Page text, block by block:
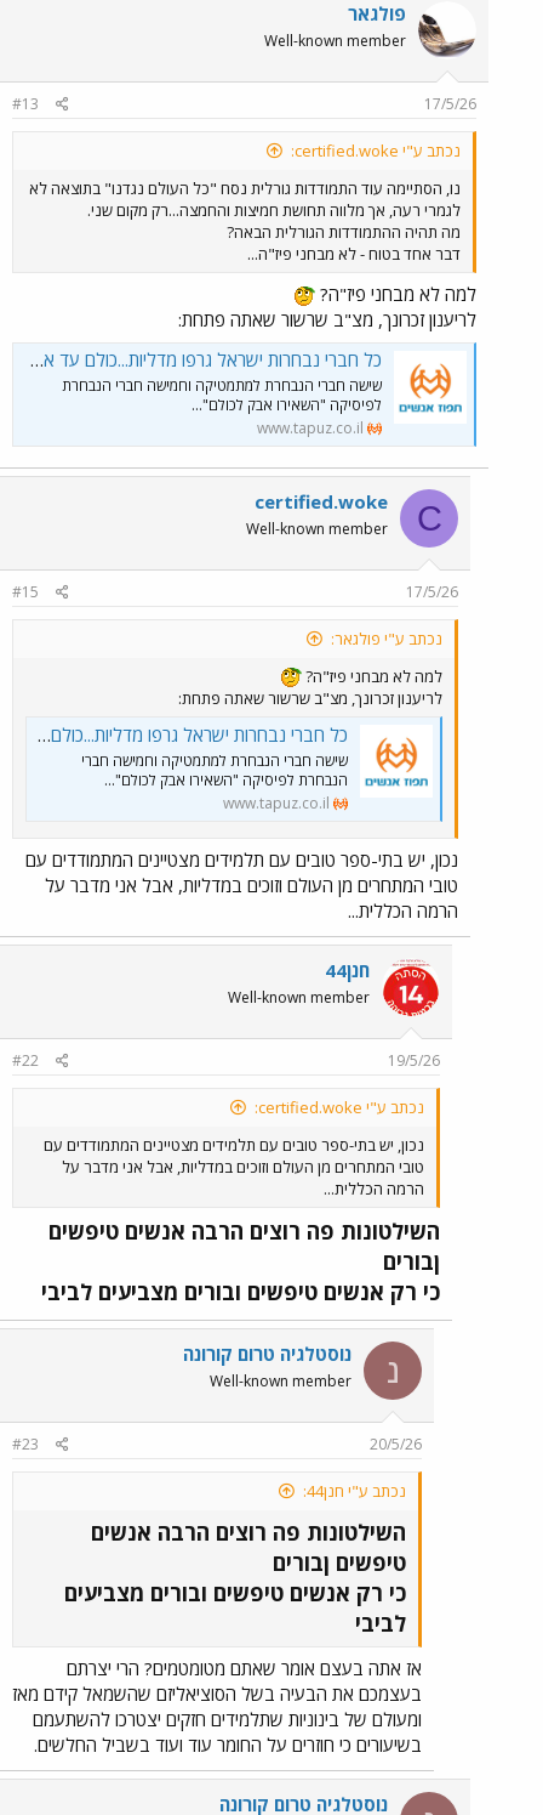
פולגאר
Well-known member
17/5/26
#13
נכתב ע"י certified.woke:
נו, הסתיימה עוד התמודדות גורלית נסח "כל העולם נגדנו" בתוצאה לא
לגמרי רעה, אך מלווה תחושת חמיצות והחמצה...רק מקום שני.
מה תהיה ההתמודדות הגורלית הבאה?
דבר אחד בטוח - לא מבחני פיז"ה...
למה לא מבחני פיז"ה?
לריענון זכרונך, מצ"ב שרשור שאתה פתחת:
כל חברי נבחרות ישראל גרפו מדליות...כולם עד אחד...
שישה חברי הנבחרת למתמטיקה וחמישה חברי הנבחרת
לפיסיקה "השאירו אבק לכולם"...
www.tapuz.co.il
C
certified.woke
Well-known member
17/5/26
#15
נכתב ע"י פולגאר:
למה לא מבחני פיז"ה?
לריענון זכרונך, מצ"ב שרשור שאתה פתחת:
כל חברי נבחרות ישראל גרפו מדליות...כולם עד אחד...
שישה חברי הנבחרת למתמטיקה וחמישה חברי
הנבחרת לפיסיקה "השאירו אבק לכולם"...
www.tapuz.co.il
נכון, יש בתי-ספר טובים עם תלמידים מצטיינים המתמודדים עם
טובי המתחרים מן העולם וזוכים במדליות, אבל אני מדבר על
הרמה הכללית...
חנן44
Well-known member
19/5/26
#22
נכתב ע"י certified.woke:
נכון, יש בתי-ספר טובים עם תלמידים מצטיינים המתמודדים עם
טובי המתחרים מן העולם וזוכים במדליות, אבל אני מדבר על
הרמה הכללית...
השילטונות פה רוצים הרבה אנשים טיפשים
ןבורים
כי רק אנשים טיפשים ובורים מצביעים לביבי
נ נוסטלגיה טרום קורונה
Well-known member
20/5/26
#23
נכתב ע"י חנן44:
השילטונות פה רוצים הרבה אנשים
טיפשים ןבורים
כי רק אנשים טיפשים ובורים מצביעים
לביבי
אז אתה בעצם אומר שאתם מטומטמים? הרי יצרתם
בעצמכם את הבעיה בשל הסוציאליזם שהשמאל קידם מאז
ומעולם של בינוניות שתלמידים חזקים יצטרכו להשתעמם
בשיעורים כי חוזרים על החומר עוד ועוד בשביל החלשים.
נוסטלגיה טרום קורונה